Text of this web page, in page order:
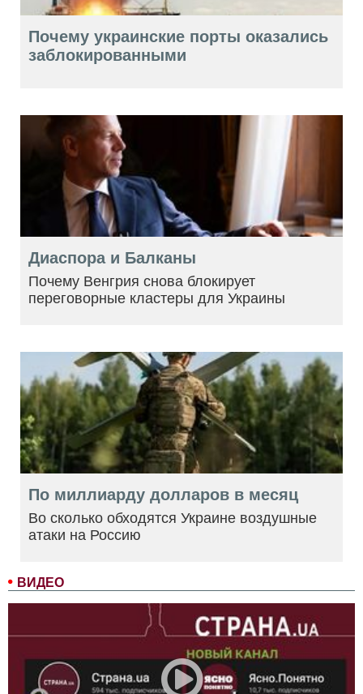
ВИДЕО
Почему украинские порты оказались
заблокированными
Диаспора и Балканы
Почему Венгрия снова блокирует
переговорные кластеры для Украины
По миллиарду долларов в месяц
Во сколько обходятся Украине воздушные
атаки на Россию